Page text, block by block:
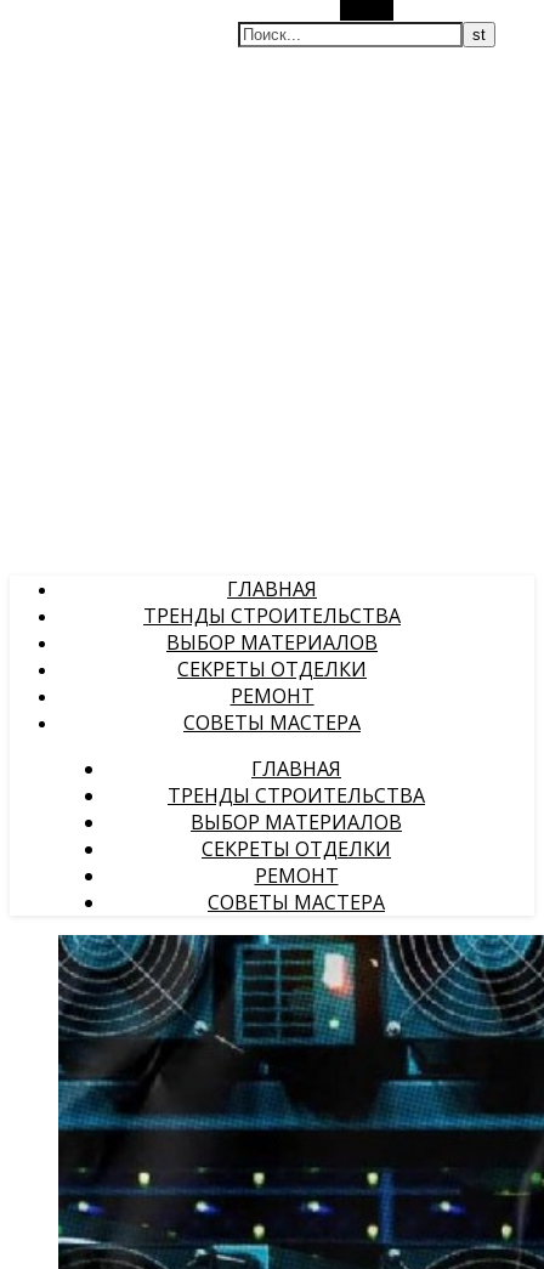
ГЛАВНАЯ
ТРЕНДЫ СТРОИТЕЛЬСТВА
ВЫБОР МАТЕРИАЛОВ
СЕКРЕТЫ ОТДЕЛКИ
РЕМОНТ
СОВЕТЫ МАСТЕРА
ГЛАВНАЯ
ТРЕНДЫ СТРОИТЕЛЬСТВА
ВЫБОР МАТЕРИАЛОВ
СЕКРЕТЫ ОТДЕЛКИ
РЕМОНТ
СОВЕТЫ МАСТЕРА